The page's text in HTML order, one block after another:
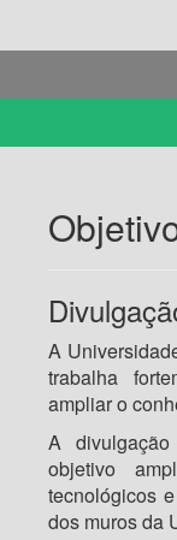
A
trabalha
ampliar o
A
objetivo
tecnológicos
dos muros da